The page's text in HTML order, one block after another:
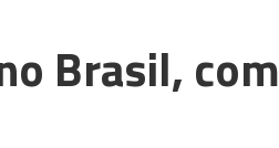
Brasil, com